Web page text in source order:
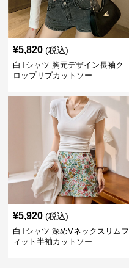
¥5,820 (税込)
白Tシャツ 胸元デザイン長袖ク
ロップリブカットソー
¥5,920 (税込)
白Tシャツ 深めVネックスリムフ
ィット半袖カットソー